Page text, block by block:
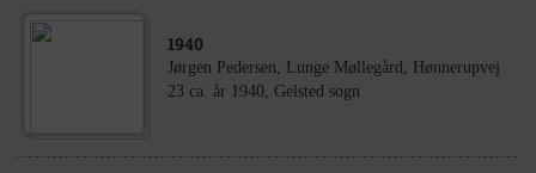
1940
Jørgen Pedersen, Lunge Møllegård, Hønnerupvej
23 ca. år 1940, Gelsted sogn